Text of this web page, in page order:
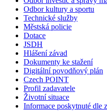
Odbor kultury a sportu
Technické služby
Městská policie
Dotace
JSDH
Hlášení závad
Dokumenty ke stažení
Digitální povodňový plán
Czech POINT
Profil zadavatele
Životní situace
Informace poskytnuté dle